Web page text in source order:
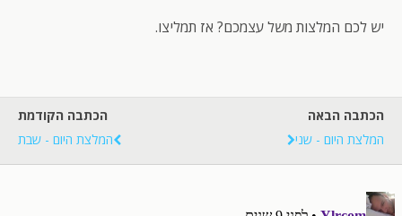
יש לכם המלצות משל עצמכם? אז תמליצו.
הכתבה הקודמת
המלצת היום - שבת
הכתבה הבאה
המלצת היום - שני